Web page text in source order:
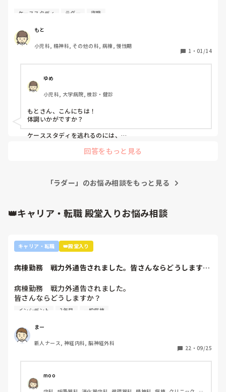
来年度、3年目になる年に
ラダーと称して強制的です。
ケーススタディをしないといけないけれど
どのように逃れられましたか？
給料が下がっていいので、
やりたくありません。
何をしたら良いのかも分かりません。
と言われるなど、プレッシャーです。
どれくらい嫌かと言うと、
現在病休中です。
ケーススタディ ラダー 復職
もと
小児科, 精神科, その他の科, 病棟, 慢性期
1 ・ 01/14
ゆめ
小児科, 大学病院, 検診・健診
もとさん、こんにちは！
体調いかがですか？
ケーススタディを逃れるのには、
がないと難しいと思います。
ても、前病院でやってきていなければ、やることになると思い
ただ、もとさんの場合は復帰されたばかりでし、病院ごとにケ
ーススタディの取り扱いや考え方も違うかも知れません。不安
回答をもっと見る
「ラダー」のお悩み相談をもっと見る
👑キャリア・転職 殿堂入りお悩み相談
キャリア・転職 👑殿堂入り
病棟勤務　戦力外通告されました。皆さんならどうします
病棟勤務　戦力外通告されました。
皆さんならどうしますか？
2年目です。1年目はゆるい部署にいましたが、人間関係が原
からの人間関係は良好です。
ですが、異動してから薬剤に関するインシデントを4件ほど
起こし、優先順位や多重課題ができていないのでは？という
い』『一人を持って看護のつながりを持って』ということで
受け持ち1人になりました。
複数受け持ちに戻るよう、1ヶ月間1年目のように勉強したり
インシデント 2年目 一般病棟
まー
新人ナース, 神経内科, 脳神経外科
22 ・ 09/25
moo